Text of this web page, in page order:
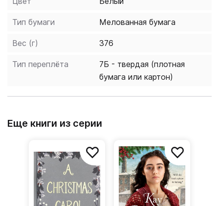
Тип бумаги Мелованная бумага
Вес (г) 376
Тип переплёта
7Б - твердая (плотная
бумага или картон)
Еще книги из серии